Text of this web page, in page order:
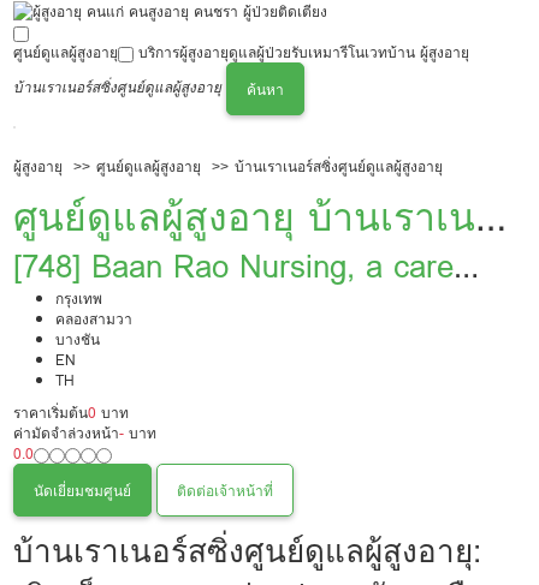
ศูนย์ดูแลผู้สูงอายุ บริการผู้สูงอายุดูแลผู้ป่วยรับเหมารีโนเวทบ้าน ผู้สูงอายุ
บ้านเราเนอร์สซิ่งศูนย์ดูแลผู้สูงอายุ
ค้นหา
ผู้สูงอายุ ศูนย์ดูแลผู้สูงอายุ บ้านเราเนอร์สซิ่งศูนย์ดูแลผู้สูงอายุ
ศูนย์ดูแลผู้สูงอายุ บ้านเราเนอ
ร์สซิ่งศูนย์ดูแลผู้สูงอายุ
[748] Baan Rao Nursing, a care
center for the elderly
กรุงเทพ
คลองสามวา
บางชัน
EN
TH
ราคาเริ่มต้น0 บาท
ค่ามัดจำล่วงหน้า- บาท
0.0
นัดเยี่ยมชมศูนย์
ติดต่อเจ้าหน้าที่
บ้านเราเนอร์สซิ่งศูนย์ดูแลผู้สูงอายุ: